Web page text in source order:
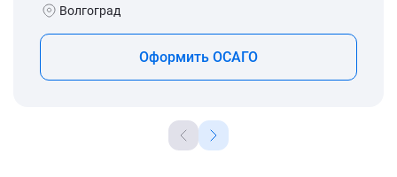
Волгоград
Оформить ОСАГО